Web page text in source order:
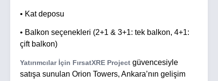
• Kat deposu
• Balkon seçenekleri (2+1 & 3+1: tek balkon, 4+1:
çift balkon)
Yatırımcılar İçin FırsatXRE Project güvencesiyle
satışa sunulan Orion Towers, Ankara’nın gelişim